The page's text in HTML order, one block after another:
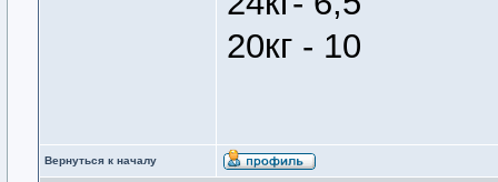
20кг - 10
Вернуться к началу